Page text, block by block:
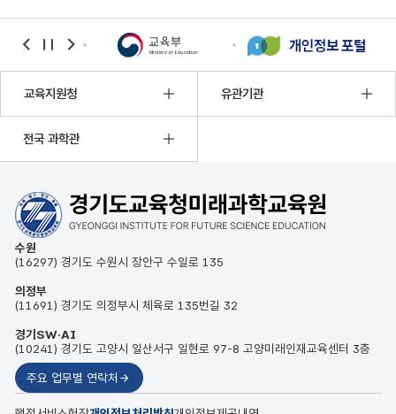
bannerbannerbanner
교육지원청 유관기관
전국 과학관
수원
(16297) 경기도 수원시 장안구 수일로 135
의정부
(11691) 경기도 의정부시 체육로 135번길 32
경기SW·AI
(10241) 경기도 고양시 일산서구 일현로 97-8 고양미래인재교육센터 3층
주요 업무별 연락처